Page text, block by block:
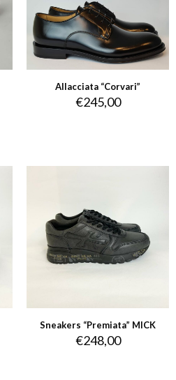
Allacciata “Corvari”
€245,00
Sneakers “Premiata” MICK
€248,00